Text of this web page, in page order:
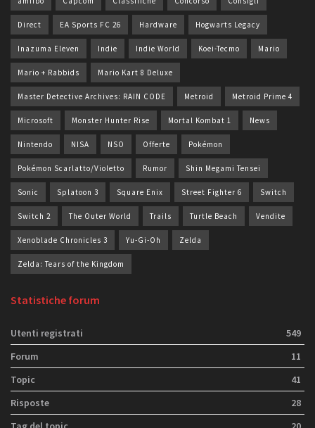
Direct EA Sports FC 26 Hardware Hogwarts Legacy
Inazuma Eleven Indie Indie World Koei-Tecmo Mario
Mario + Rabbids Mario Kart 8 Deluxe
Master Detective Archives: RAIN CODE Metroid Metroid Prime 4
Microsoft Monster Hunter Rise Mortal Kombat 1 News
Nintendo NISA NSO Offerte Pokémon
Pokémon Scarlatto/Violetto Rumor Shin Megami Tensei
Sonic Splatoon 3 Square Enix Street Fighter 6 Switch
Switch 2 The Outer World Trails Turtle Beach Vendite
Xenoblade Chronicles 3 Yu-Gi-Oh Zelda
Zelda: Tears of the Kingdom
Statistiche forum
Utenti registrati
549
Forum
11
Topic
41
Risposte
28